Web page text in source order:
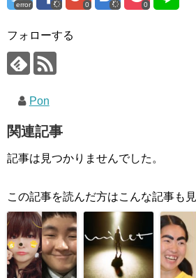
error 0 0
フォローする
Pon
関連記事
記事は見つかりませんでした。
この記事を読んだ方はこんな記事も